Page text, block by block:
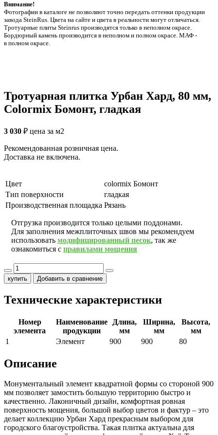
Внимание!
Фотографии в каталоге не позволяют точно передать оттенки продукции
заводa SteinRus. Цвета на сайте и цвета в реальности могут отличаться.
Тротуарные плиты Steinrus производятся только в неполном окрасе.
Бордюрный камень производится в неполном и полном окрасе. МАФ -
в полном окрасе.
Тротуарная плитка Урбан Хард, 80 мм,
Colormix Бомонт, гладкая
3 030 ₽ цена за м2
Рекомендованная розничная цена.
Доставка не включена.
Цвет
colormix Бомонт
Тип поверхности
гладкая
Производственная площадка Рязань
Отгрузка производится только целыми поддонами.
Для заполнения межплиточных швов мы рекомендуем
использовать модифицированный песок, так же
ознакомиться с правилами мощения
купить Добавить в сравнение
Технические характеристики
Номер
элемента
Наименование
продукции
Длина,
мм
Ширина,
мм
Высота,
мм
1
Элемент 900 900 80
Описание
Монументальный элемент квадратной формы со стороной 900
мм позволяет замостить большую территорию быстро и
качественно. Лаконичный дизайн, комфортная ровная
поверхность мощения, большой выбор цветов и фактур – это
делает коллекцию Урбан Хард прекрасным выбором для
городского благоустройства. Такая плитка актуальна для